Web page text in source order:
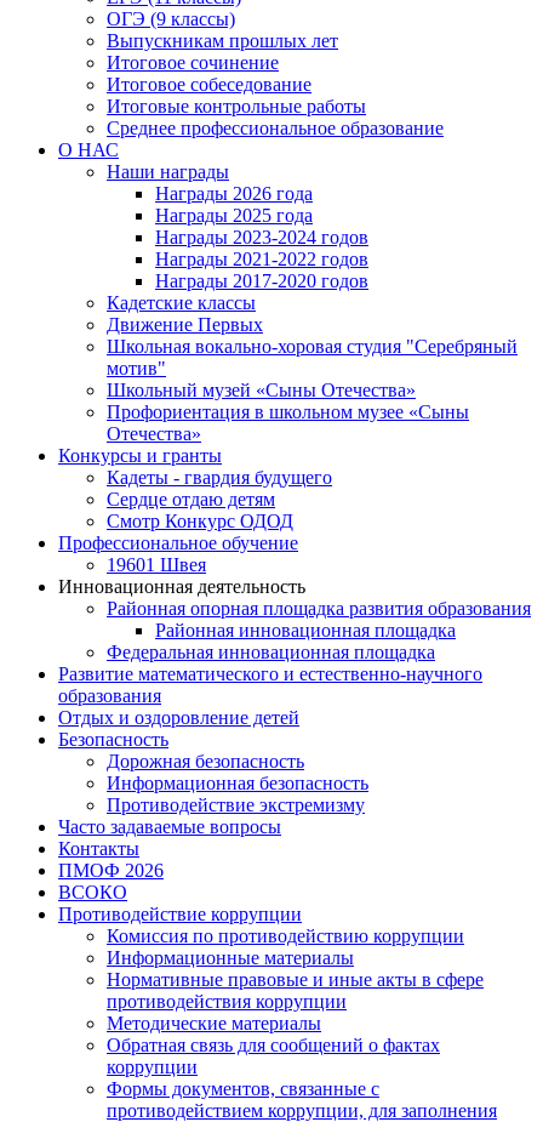
ОГЭ (9 классы)
Выпускникам прошлых лет
Итоговое сочинение
Итоговое собеседование
Итоговые контрольные работы
Среднее профессиональное образование
О НАС
Наши награды
Награды 2026 года
Награды 2025 года
Награды 2023-2024 годов
Награды 2021-2022 годов
Награды 2017-2020 годов
Кадетские классы
Движение Первых
Школьная вокально-хоровая студия "Серебряный
мотив"
Школьный музей «Сыны Отечества»
Профориентация в школьном музее «Сыны
Отечества»
Конкурсы и гранты
Кадеты - гвардия будущего
Сердце отдаю детям
Смотр Конкурс ОДОД
Профессиональное обучение
19601 Швея
Инновационная деятельность
Районная опорная площадка развития образования
Районная инновационная площадка
Федеральная инновационная площадка
Развитие математического и естественно-научного
образования
Отдых и оздоровление детей
Безопасность
Дорожная безопасность
Информационная безопасность
Противодействие экстремизму
Часто задаваемые вопросы
Контакты
ПМОФ 2026
ВСОКО
Противодействие коррупции
Комиссия по противодействию коррупции
Информационные материалы
Нормативные правовые и иные акты в сфере
противодействия коррупции
Методические материалы
Обратная связь для сообщений о фактах
коррупции
Формы документов, связанные с
противодействием коррупции, для заполнения